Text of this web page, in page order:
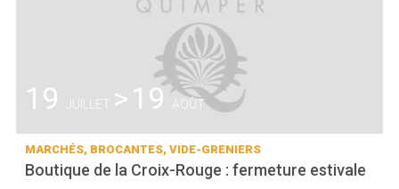
19 JUILLET >19AOÛT
MARCHÉS, BROCANTES, VIDE-GRENIERS
Boutique de la Croix-Rouge : fermeture estivale